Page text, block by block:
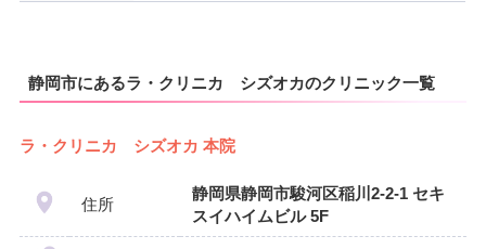
静岡市にあるラ・クリニカ シズオカのクリニック一覧
ラ・クリニカ シズオカ 本院
住所
静岡県静岡市駿河区稲川2-2-1 セキ
スイハイムビル 5F